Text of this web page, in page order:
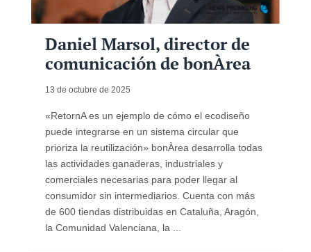
Daniel Marsol, director de
comunicación de bonÀrea
13 de octubre de 2025
«RetornA es un ejemplo de cómo el ecodiseño
puede integrarse en un sistema circular que
prioriza la reutilización» bonÀrea desarrolla todas
las actividades ganaderas, industriales y
comerciales necesarias para poder llegar al
consumidor sin intermediarios. Cuenta con más
de 600 tiendas distribuidas en Cataluña, Aragón,
la Comunidad Valenciana, la ...